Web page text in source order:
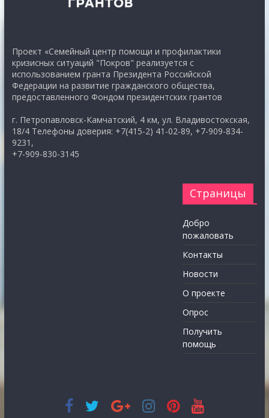
Проект «Семейный центр помощи и профилактики
кризисных ситуаций "Покров" реализуется с
использованием гранта Президента Российской
Федерации на развитие гражданского общества,
предоставленного Фондом президентских грантов
г. Петропавловск-Камчатский, 4 км, ул. Владивостокская,
18/4 Телефоны доверия: +7(415-2) 41-02-89, +7-909-834-
9231,
+7-909-830-3145
Страницы
Добро
пожаловать
Контакты
Новости
О проекте
Опрос
Получить
помощь